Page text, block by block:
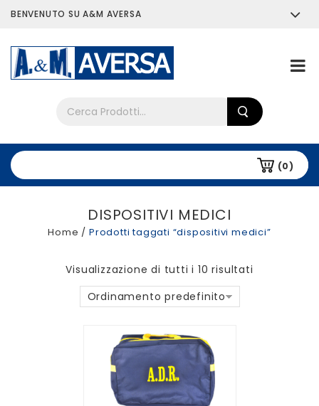
BENVENUTO SU A&M AVERSA
(0)
DISPOSITIVI MEDICI
Home / Prodotti taggati “dispositivi medici”
Visualizzazione di tutti i 10 risultati
Ordinamento predefinito